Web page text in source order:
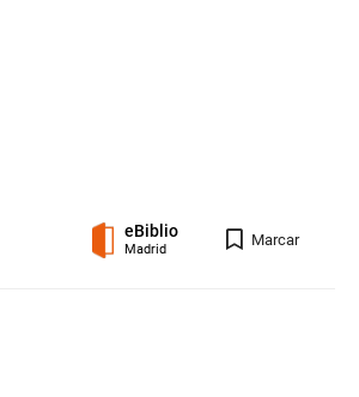
eBiblio
Madrid
MarcarRegistro